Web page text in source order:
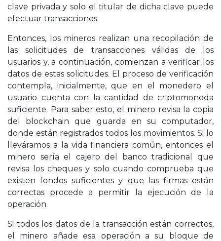
clave privada y solo el titular de dicha clave puede
efectuar transacciones.
Entonces, los mineros realizan una recopilación de
las solicitudes de transacciones válidas de los
usuarios y, a continuación, comienzan a verificar los
datos de estas solicitudes. El proceso de verificación
contempla, inicialmente, que en el monedero el
usuario cuenta con la cantidad de criptomoneda
suficiente. Para saber esto, el minero revisa la copia
del blockchain que guarda en su computador,
donde están registrados todos los movimientos. Si lo
lleváramos a la vida financiera común, entonces el
minero sería el cajero del banco tradicional que
revisa los cheques y solo cuando comprueba que
existen fondos suficientes y que las firmas están
correctas procede a permitir la ejecución de la
operación.
Si todos los datos de la transacción están correctos,
el minero añade esa operación a su bloque de